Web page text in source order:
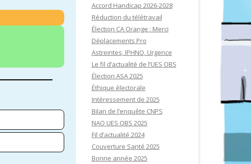
Accord Handicap 2026-2028
Réduction du télétravail
Élection CA Orange : Merci
Déplacements Pro
Astreintes, IPHNO, Urgence
Le fil d’actualité de l’UES OBS
Élection ASA 2025
Éthique électorale
Intéressement de 2025
Bilan de l’enquête CNPS
NAO UES OBS 2025
Fil d’actualité 2024
Couverture Santé 2025
Bonne année 2025